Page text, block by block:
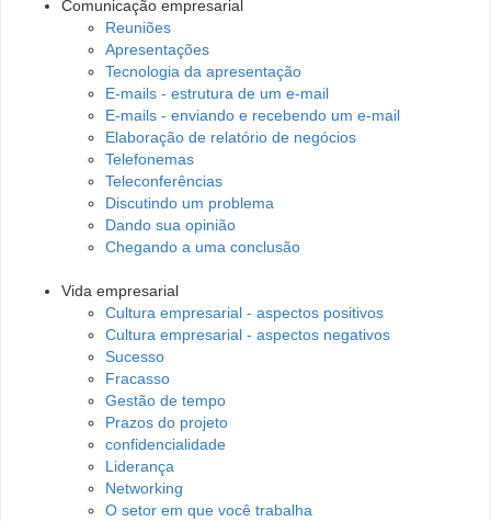
Comunicação empresarial
Reuniões
Apresentações
Tecnologia da apresentação
E-mails - estrutura de um e-mail
E-mails - enviando e recebendo um e-mail
Elaboração de relatório de negócios
Telefonemas
Teleconferências
Discutindo um problema
Dando sua opinião
Chegando a uma conclusão
Vida empresarial
Cultura empresarial - aspectos positivos
Cultura empresarial - aspectos negativos
Sucesso
Fracasso
Gestão de tempo
Prazos do projeto
confidencialidade
Liderança
Networking
O setor em que você trabalha